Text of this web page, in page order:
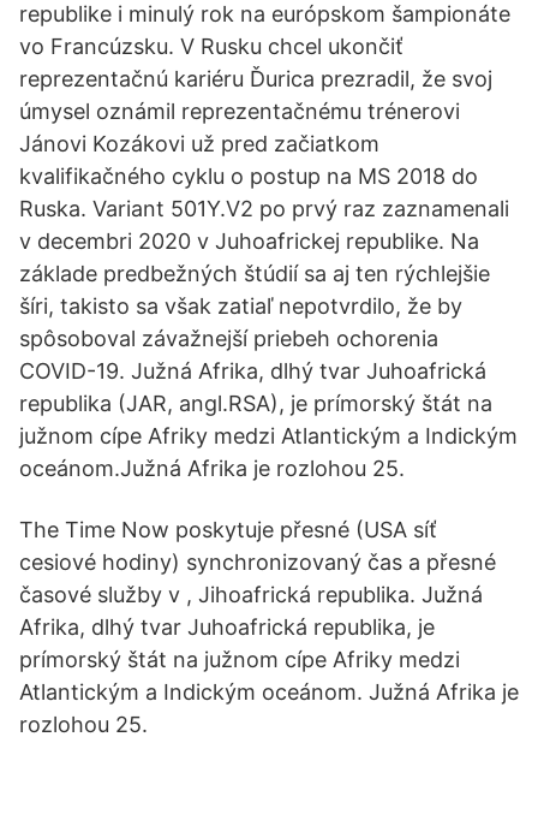
republike i minulý rok na európskom šampionáte
vo Francúzsku. V Rusku chcel ukončiť
reprezentačnú kariéru Ďurica prezradil, že svoj
úmysel oznámil reprezentačnému trénerovi
Jánovi Kozákovi už pred začiatkom
kvalifikačného cyklu o postup na MS 2018 do
Ruska. Variant 501Y.V2 po prvý raz zaznamenali
v decembri 2020 v Juhoafrickej republike. Na
základe predbežných štúdií sa aj ten rýchlejšie
šíri, takisto sa však zatiaľ nepotvrdilo, že by
spôsoboval závažnejší priebeh ochorenia
COVID-19. Južná Afrika, dlhý tvar Juhoafrická
republika (JAR, angl.RSA), je prímorský štát na
južnom cípe Afriky medzi Atlantickým a Indickým
oceánom.Južná Afrika je rozlohou 25.
The Time Now poskytuje přesné (USA síť
cesiové hodiny) synchronizovaný čas a přesné
časové služby v , Jihoafrická republika. Južná
Afrika, dlhý tvar Juhoafrická republika, je
prímorský štát na južnom cípe Afriky medzi
Atlantickým a Indickým oceánom. Južná Afrika je
rozlohou 25.